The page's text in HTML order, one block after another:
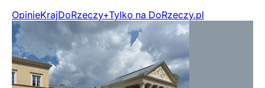
OpinieKrajDoRzeczy+Tylko na DoRzeczy.pl